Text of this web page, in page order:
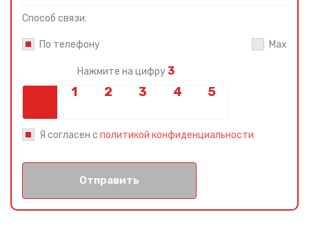
Способ связи:
По телефону Max
Нажмите на цифру 3
Я согласен с политикой конфиденциальности
Отправить